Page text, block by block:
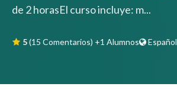
de 2 horasEl curso incluye: m...
5(15 Comentarios) +1 Alumnos Español